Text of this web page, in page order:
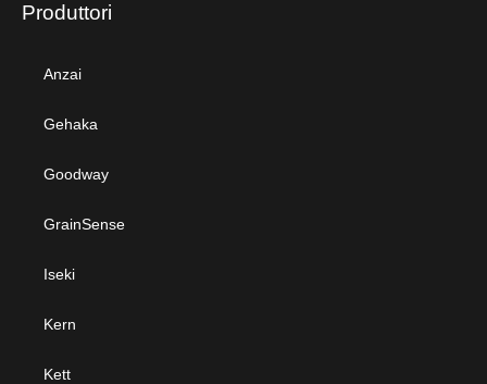
Produttori
Anzai
Gehaka
Goodway
GrainSense
Iseki
Kern
Kett